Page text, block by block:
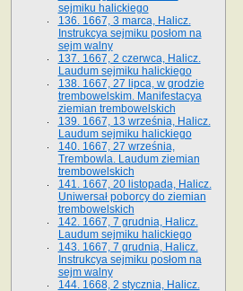
sejmiku halickiego
136. 1667, 3 marca, Halicz.
Instrukcya sejmiku posłom na
sejm walny
137. 1667, 2 czerwca, Halicz.
Laudum sejmiku halickiego
138. 1667, 27 lipca, w grodzie
trembowelskim. Manifestacya
ziemian trembowelskich
139. 1667, 13 września, Halicz.
Laudum sejmiku halickiego
140. 1667, 27 września,
Trembowla. Laudum ziemian
trembowelskich
141. 1667, 20 listopada, Halicz.
Uniwersał poborcy do ziemian
trembowelskich
142. 1667, 7 grudnia, Halicz.
Laudum sejmiku halickiego
143. 1667, 7 grudnia, Halicz.
Instrukcya sejmiku posłom na
sejm walny
144. 1668, 2 stycznia, Halicz.